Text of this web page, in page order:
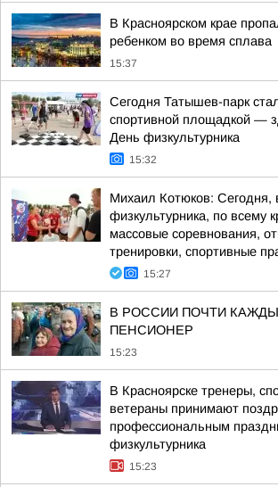
В Красноярском крае
ребенком во время сплава
15:37
Сегодня Татышев-парк
спортивной площадкой —
День физкультурника
15:32
Михаил Котюков: Сегодня,
физкультурника, по всему
массовые соревнования,
тренировки, спортивные
15:27
В РОССИИ ПОЧТИ
ПЕНСИОНЕР
15:23
В Красноярске тренеры,
ветераны принимают
профессиональным
физкультурника
15:23